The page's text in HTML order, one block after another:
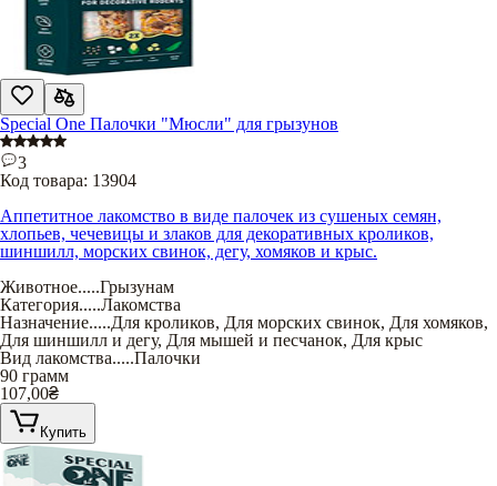
Special One Палочки "Мюсли" для грызунов
3
Код товара: 13904
Аппетитное лакомство в виде палочек из сушеных семян,
хлопьев, чечевицы и злаков для декоративных кроликов,
шиншилл, морских свинок, дегу, хомяков и крыс.
Животное.....Грызунам
Категория.....Лакомства
Назначение.....Для кроликов, Для морских свинок, Для хомяков,
Для шиншилл и дегу, Для мышей и песчанок, Для крыс
Вид лакомства.....Палочки
90 грамм
107,00₴
Купить